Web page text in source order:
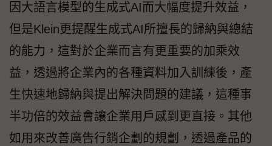
因大語言模型的生成式AI而大幅度提升效益，
但是Klein更提醒生成式AI所擅長的歸納與總結
的能力，這對於企業而言有更重要的加乘效
益，透過將企業內的各種資料加入訓練後，產
生快速地歸納與提出解決問題的建議，這種事
半功倍的效益會讓企業用戶感到更直接。其他
如用來改善廣告行銷企劃的規劃，透過產品的